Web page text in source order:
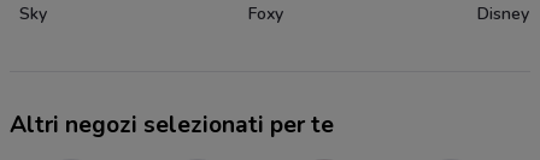
Sky Foxy Disney
Altri negozi selezionati per te